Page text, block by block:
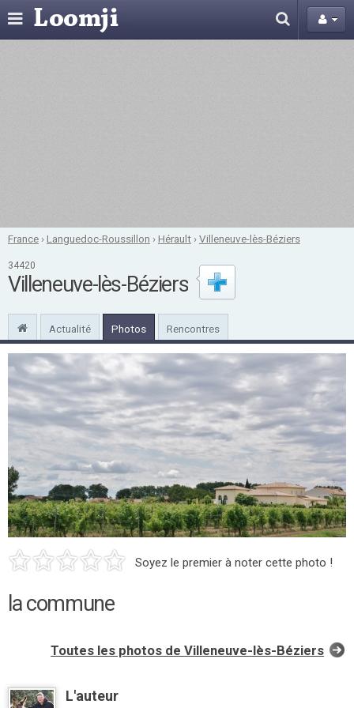
France ›Languedoc-Roussillon ›Hérault ›Villeneuve-lès-Béziers
34420
Villeneuve-lès-Béziers
Actualité Photos Rencontres
Soyez le premier à noter cette photo !
la commune
Toutes les photos de Villeneuve-lès-Béziers
L'auteur